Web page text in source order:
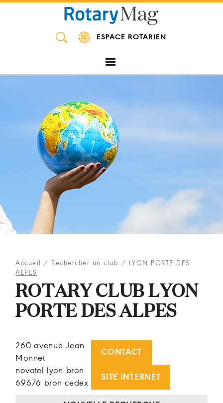
ESPACE ROTARIEN
Accueil / Rechercher un club / LYON PORTE DES
ALPES
ROTARY CLUB LYON
PORTE DES ALPES
260 avenue Jean
Monnet
novotel lyon bron
69676 bron cedex
CONTACT
SITE INTERNET
Panneau de gestion des cookies